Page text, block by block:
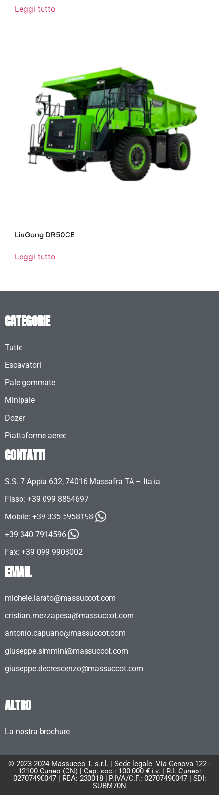
Leggi tutto
LiuGong DR50CE
Leggi tutto
CATEGORIE
Tutte
Escavatori
Pale gommate
Minipale
Dozer
Piattaforme aeree
CONTATTI
S.S. 7 Appia 632, 74016 Massafra TA – Italia
Fisso: +39 099 8854697
Mobile: +39 335 5958198
+39 340 7914596
Fax: +39 099 9908002
EMAIL
michele.larato@massuccot.com
cristian.mezzapesa@massuccot.com
antonio.capuano@massuccot.com
giuseppe.simmini@massuccot.com
giuseppe.decrescenzo@massuccot.com
ALTRO
La nostra brochure
© 2023-2024 Massucco T. s.r.l. | Sede legale: Via Genova 122 -
12100 Cuneo (CN) | Cap. soc.: 100.000 € i.v. | R.I. Cuneo:
02707490047 | REA: 230018 | P.IVA/C.F.: 02707490047 | SDI:
SUBM70N